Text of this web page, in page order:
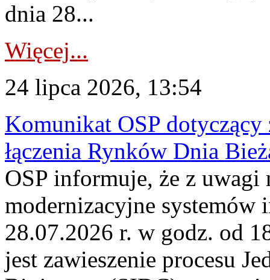
dnia 28...
Więcej...
24 lipca 2026, 13:54
Komunikat OSP dotyczący
łączenia Rynków Dnia
OSP informuje, że z uwagi
modernizacyjne
28.07.2026 r. w godz. od
jest zawieszenie procesu